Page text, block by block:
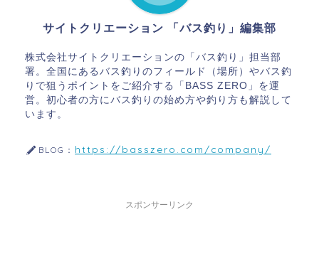
サイトクリエーション 「バス釣り」編集部
株式会社サイトクリエーションの「バス釣り」担当部
署。全国にあるバス釣りのフィールド（場所）やバス釣
りで狙うポイントをご紹介する「BASS ZERO」を運
営。初心者の方にバス釣りの始め方や釣り方も解説して
います。
BLOG： https://basszero.com/company/
スポンサーリンク